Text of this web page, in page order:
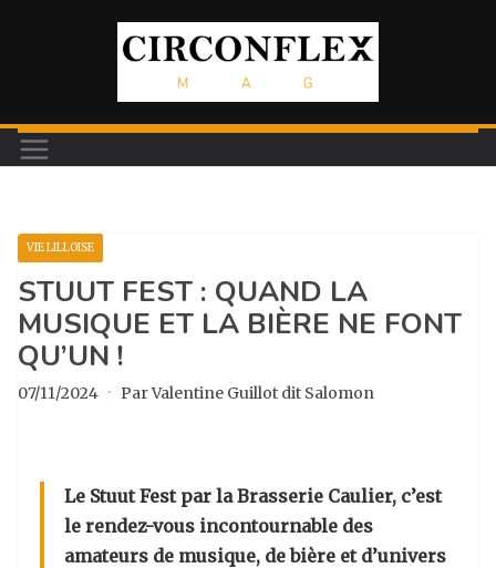
VIE LILLOISE
STUUT FEST : QUAND LA
MUSIQUE ET LA BIÈRE NE FONT
QU’UN !
07/11/2024 · Par Valentine Guillot dit Salomon
Le Stuut Fest par la Brasserie Caulier, c’est
le rendez-vous incontournable des
amateurs de musique, de bière et d’univers